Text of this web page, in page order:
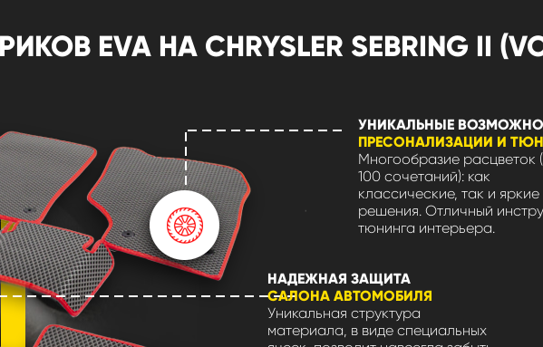
EVA НА CHRYSLER SEBRING II
УНИКАЛЬНЫЕ
ПРЕСОНАЛИЗАЦИИ И
Многообразие расцветок
100 сочетаний): как
классические, так и яркие
решения. Отличный
тюнинга интерьера.
НАДЕЖНАЯ ЗАЩИТА
САЛОНА АВТОМОБИЛЯ
Уникальная структура
материала, в виде специальных